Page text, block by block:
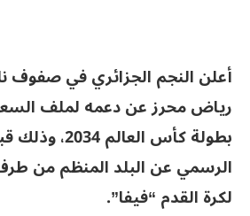
أعلن النجم الجزائري في صفوف
رياض محرز عن دعمه لملف
بطولة كأس
الرسمي عن البلد المنظم من طرف
لكرة القدم “فيفا”.